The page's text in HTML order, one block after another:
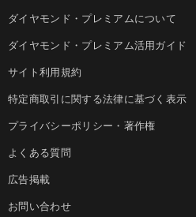
ダイヤモンド・プレミアムについて
ダイヤモンド・プレミアム活用ガイド
サイト利用規約
特定商取引に関する法律に基づく表示
プライバシーポリシー・著作権
よくある質問
広告掲載
お問い合わせ